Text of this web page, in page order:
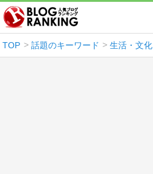
TOP 話題のキーワード 生活・文化